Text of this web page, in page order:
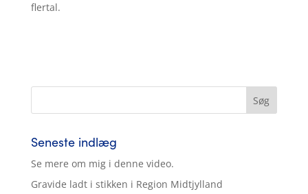
flertal.
Seneste indlæg
Se mere om mig i denne video.
Gravide ladt i stikken i Region Midtjylland